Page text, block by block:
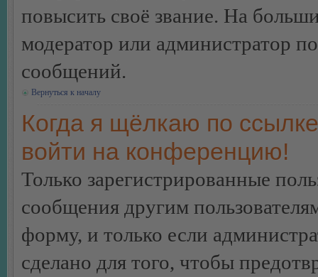
повысить своё звание. На
модератор или администратор
сообщений.
Вернуться к началу
Когда я щёлкаю по
войти на конференцию!
Только зарегистрированные
сообщения другим
форму, и только если
сделано для того, чтобы